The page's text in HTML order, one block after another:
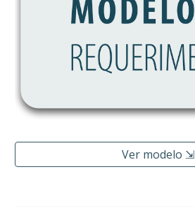
Ver modelo ⇲